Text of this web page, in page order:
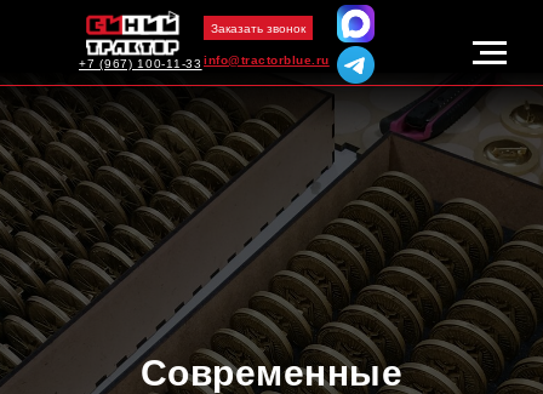
+7 (967) 100-11-33
Заказать звонок
info@tractorblue.ru
Современные